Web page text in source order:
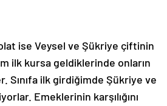
ise Veysel ve Şükriye çiftinin
ilk kursa geldiklerinde onların
Sınıfa ilk girdiğimde Şükriye ve
Emeklerinin karşılığını